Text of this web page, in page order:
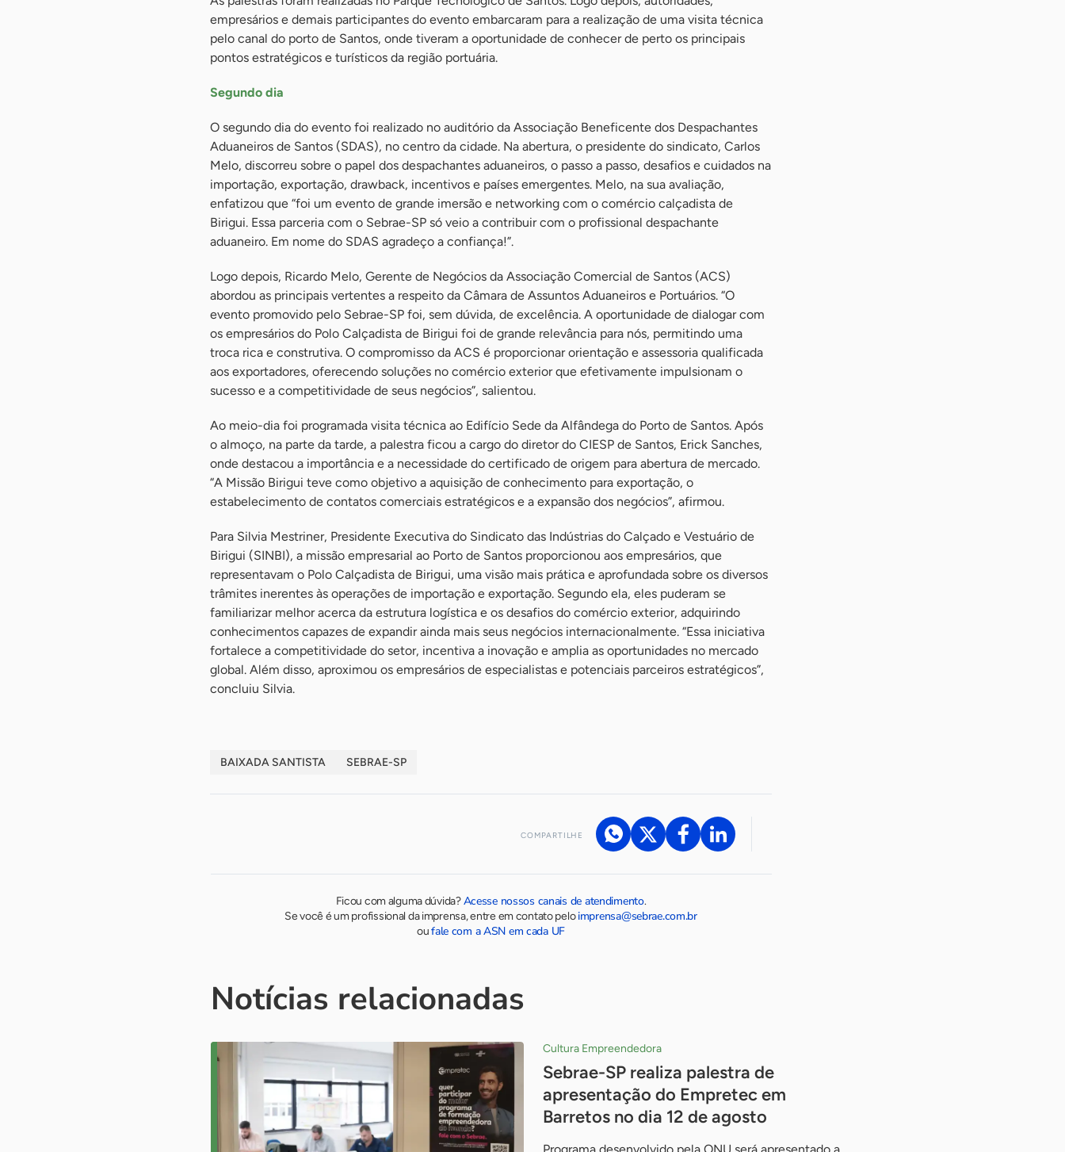
empresários e demais participantes do evento embarcaram para a realização de uma visita técnica
pelo canal do porto de Santos, onde tiveram a oportunidade de conhecer de perto os principais
pontos estratégicos e turísticos da região portuária.
Segundo dia
O segundo dia do evento foi realizado no auditório da Associação Beneficente dos Despachantes
Aduaneiros de Santos (SDAS), no centro da cidade. Na abertura, o presidente do sindicato, Carlos
Melo, discorreu sobre o papel dos despachantes aduaneiros, o passo a passo, desafios e cuidados na
importação, exportação, drawback, incentivos e países emergentes. Melo, na sua avaliação,
enfatizou que “foi um evento de grande imersão e networking com o comércio calçadista de
Birigui. Essa parceria com o Sebrae-SP só veio a contribuir com o profissional despachante
aduaneiro. Em nome do SDAS agradeço a confiança!”.
Logo depois, Ricardo Melo, Gerente de Negócios da Associação Comercial de Santos (ACS)
abordou as principais vertentes a respeito da Câmara de Assuntos Aduaneiros e Portuários. “O
evento promovido pelo Sebrae-SP foi, sem dúvida, de excelência. A oportunidade de dialogar com
os empresários do Polo Calçadista de Birigui foi de grande relevância para nós, permitindo uma
troca rica e construtiva. O compromisso da ACS é proporcionar orientação e assessoria qualificada
aos exportadores, oferecendo soluções no comércio exterior que efetivamente impulsionam o
sucesso e a competitividade de seus negócios”, salientou.
Ao meio-dia foi programada visita técnica ao Edifício Sede da Alfândega do Porto de Santos. Após
o almoço, na parte da tarde, a palestra ficou a cargo do diretor do CIESP de Santos, Erick Sanches,
onde destacou a importância e a necessidade do certificado de origem para abertura de mercado.
“A Missão Birigui teve como objetivo a aquisição de conhecimento para exportação, o
estabelecimento de contatos comerciais estratégicos e a expansão dos negócios”, afirmou.
Para Silvia Mestriner, Presidente Executiva do Sindicato das Indústrias do Calçado e Vestuário de
Birigui (SINBI), a missão empresarial ao Porto de Santos proporcionou aos empresários, que
representavam o Polo Calçadista de Birigui, uma visão mais prática e aprofundada sobre os diversos
trâmites inerentes às operações de importação e exportação. Segundo ela, eles puderam se
familiarizar melhor acerca da estrutura logística e os desafios do comércio exterior, adquirindo
conhecimentos capazes de expandir ainda mais seus negócios internacionalmente. “Essa iniciativa
fortalece a competitividade do setor, incentiva a inovação e amplia as oportunidades no mercado
global. Além disso, aproximou os empresários de especialistas e potenciais parceiros estratégicos”,
concluiu Silvia.
BAIXADA SANTISTA SEBRAE-SP
COMPARTILHE
Ficou com alguma dúvida?Acesse nossos canais de atendimento.
Se você é um profissional da imprensa, entre em contato peloimprensa@sebrae.com.br
oufale com a ASN em cada UF
Notícias relacionadas
Cultura Empreendedora
Sebrae-SP realiza palestra de
apresentação do Empretec em
Barretos no dia 12 de agosto